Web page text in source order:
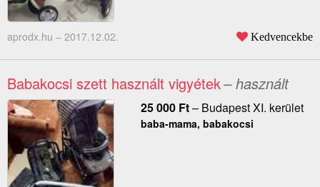
aprodx.hu – 2017.12.02. Kedvencekbe
Babakocsi szett használt vigyétek– használt
25 000 Ft– Budapest XI. kerület
baba-mama, babakocsi